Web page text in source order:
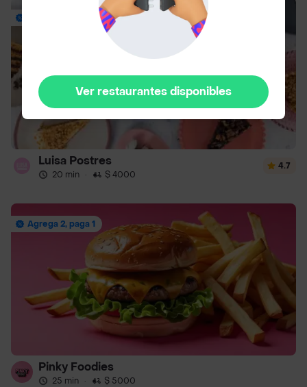
Luisa Postres
20 min · $ 4000
4.7
Agrega 2, paga 1
Pinky Foodies
25 min · $ 5000
Ver restaurantes disponibles